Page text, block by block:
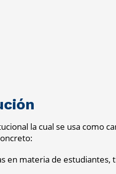
la cual se usa como
en materia de